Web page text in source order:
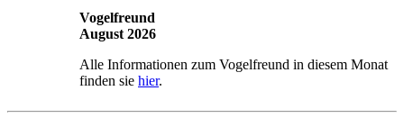
Vogelfreund
August 2026
Alle Informationen zum Vogelfreund in diesem Monat
finden sie hier.